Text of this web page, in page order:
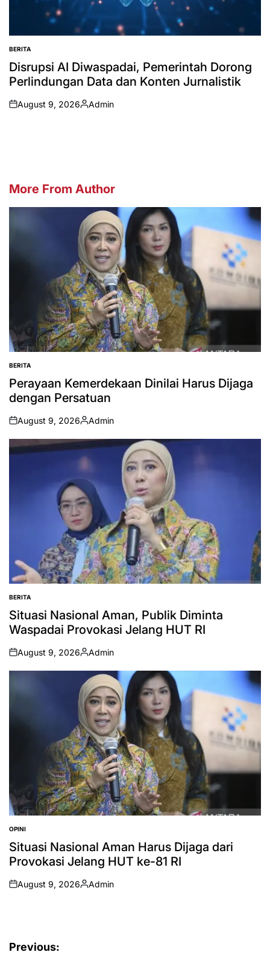
POSTED
IN
BERITA
Disrupsi AI Diwaspadai, Pemerintah Dorong
Perlindungan Data dan Konten Jurnalistik
on
August 9, 2026
Posted
Admin
More From Author
POSTED
IN
BERITA
Perayaan Kemerdekaan Dinilai Harus Dijaga
dengan Persatuan
on
August 9, 2026
Posted
by
Admin
POSTED
IN
BERITA
Situasi Nasional Aman, Publik Diminta
Waspadai Provokasi Jelang HUT RI
on
August 9, 2026
Posted
by
Admin
POSTED
IN
OPINI
Situasi Nasional Aman Harus Dijaga dari
Provokasi Jelang HUT ke-81 RI
on
August 9, 2026
Posted
Admin
Post
Previous: